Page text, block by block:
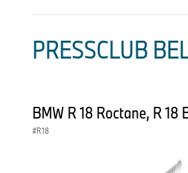
PRESSCLUB
BMW R 18 Roctane, R
R 18